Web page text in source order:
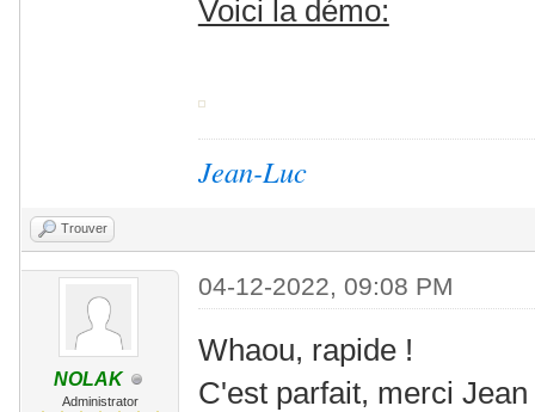
Voici la démo:
Jean-Luc
Trouver
NOLAK
Administrator
04-12-2022, 09:08 PM
Whaou, rapide !
C'est parfait, merci Jean